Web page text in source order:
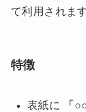
て利用されます
特徴
表紙に 「